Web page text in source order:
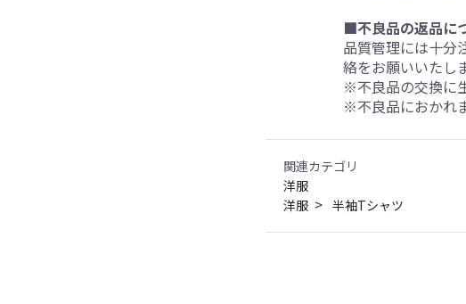
■不良品の返品に
品質管理には十分
絡をお願いいたし
※不良品の交換に
※不良品におかれ
関連カテゴリ
洋服
洋服
半袖Tシャツ